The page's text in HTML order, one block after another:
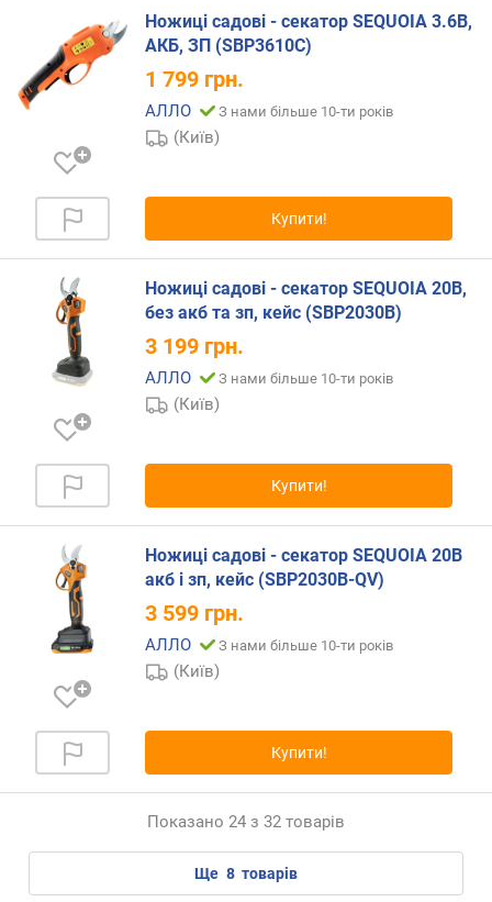
м
д
г
у
н
(
с
м
³
о
'
м
и
в
о
г
б
а
(
Ножиці садові - секатор SEQUOIA 3.6В,
АКБ, ЗП (SBP3610C)
1 799 грн.
АЛЛО З нами більше 10-ти років
(Київ)
Купити!
Ножиці садові - секатор SEQUOIA 20В,
без акб та зп, кейс (SBP2030B)
3 199 грн.
АЛЛО З нами більше 10-ти років
(Київ)
Купити!
Ножиці садові - секатор SEQUOIA 20В
акб і зп, кейс (SBP2030B-QV)
3 599 грн.
АЛЛО З нами більше 10-ти років
(Київ)
Купити!
Показано 24 з 32 товарів
ще 8 товарів